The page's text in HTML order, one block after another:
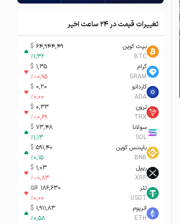
تغییرات قیمت در ۲۴ ساعت اخیر
بیت کوین
BTC
64,944,49
$
%1,32
گرام
GRAM
1,35
$
%-0,95
کاردانو
ADA
0,20
$
%0,00
ترون
TRX
0,33
$
%-0,69
سولانا
SOL
73,48
$
%1,13
بایننس کوین
BNB
591,40
$
%0,15
ریپل
XRP
1,03
$
%-0,83
تتر
USDT
186,630 تومان-ء
%0,00
اتریوم
ETH
1,911,83
$
%0,58